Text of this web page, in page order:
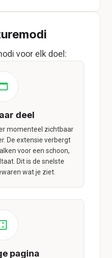
voor elk doel:
deel
momenteel zichtbaar
De extensie verbergt
voor een schoon,
Dit is de snelste
wat je ziet.
pagina